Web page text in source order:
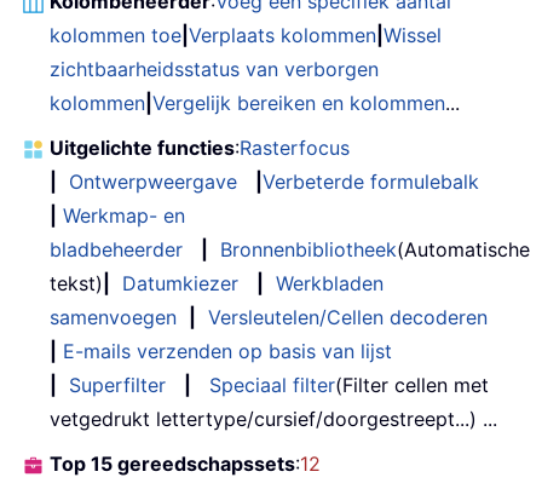
kolommen toe Verplaats kolommen Wissel
zichtbaarheidsstatus van verborgen
kolommen Vergelijk bereiken en kolommen...
Uitgelichte functies:Rasterfocus
Ontwerpweergave
Verbeterde formulebalk
Werkmap- en
bladbeheerder
Bronnenbibliotheek(Automatische
tekst)
Datumkiezer
Werkbladen
samenvoegen
Versleutelen/Cellen decoderen
E-mails verzenden op basis van lijst
Superfilter Speciaal filter(Filter cellen met
vetgedrukt lettertype/cursief/doorgestreept...) ...
Top 15 gereedschapssets:12